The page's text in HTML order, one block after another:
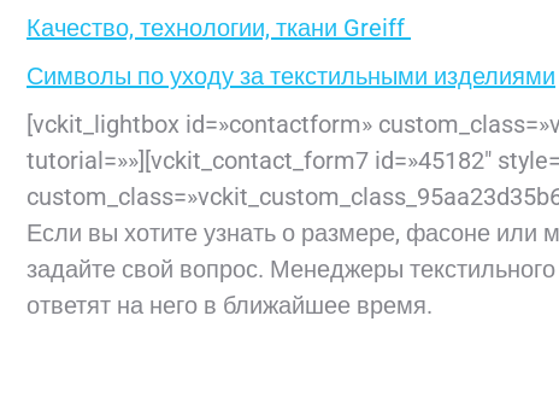
Качество, технологии, ткани Greiff
Символы по уходу за текстильными изделиями
[vckit_lightbox id=»contactform»
tutorial=»»][vckit_contact_form7 id=»45182″
Если вы хотите узнать о размере, фасоне или
задайте свой вопрос. Менеджеры
ответят на него в ближайшее время.